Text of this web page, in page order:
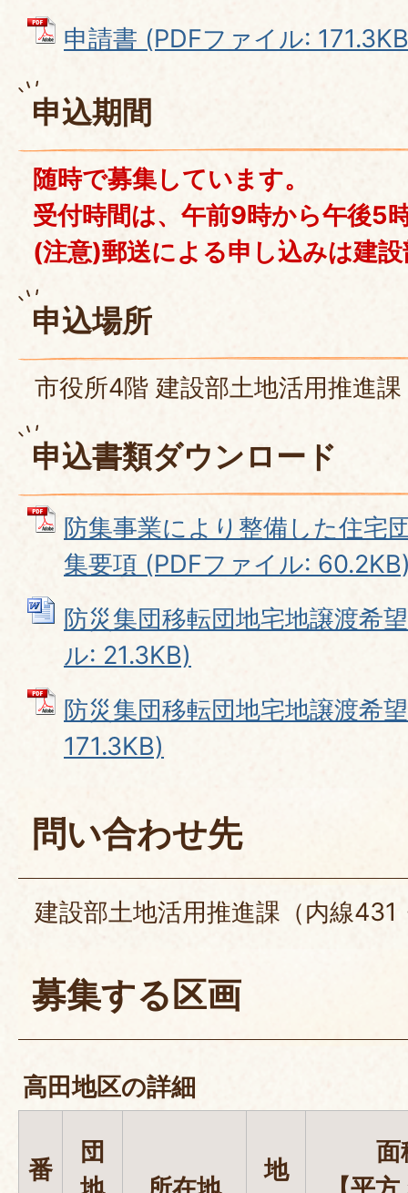
申請書 (PDFファイル:
申込期間
随時で募集しています。
受付時間は、午前9時から午後5
(注意)郵送による申し込みは建
申込場所
市役所4階 建設部土地活用推進課
申込書類ダウンロード
防集事業により整備した住宅
集要項 (PDFファイル:
防災集団移転団地宅地譲渡希
ル: 21.3KB)
防災集団移転団地宅地譲渡希
171.3KB)
問い合わせ先
建設部土地活用推進課（内線
募集する区画
高田地区の詳細
番
団
地
面